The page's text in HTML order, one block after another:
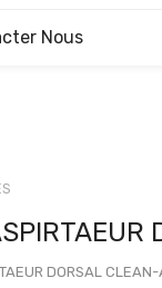
Nous
DORSAL CLEAN-